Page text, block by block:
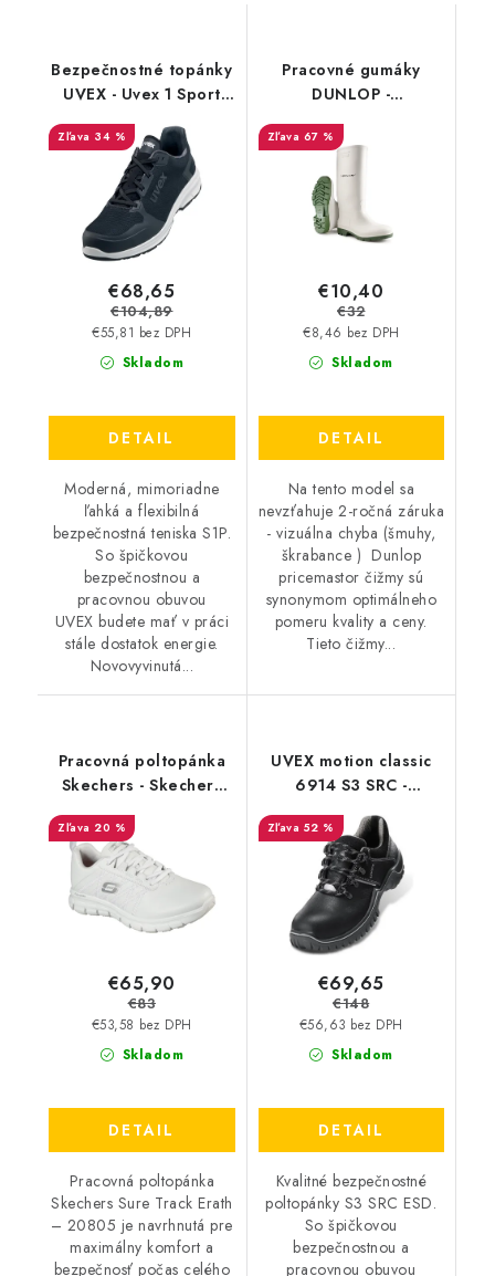
Bezpečnostné topánky
UVEX - Uvex 1 Sport
Výpredaj
34 %
Skladom
€55,81 bez DPH
€68,65
€104,89
DETAIL
Moderná, mimoriadne
ľahká a flexibilná
bezpečnostná teniska S1P.
So špičkovou
bezpečnostnou a
pracovnou obuvou
UVEX budete mať v práci
stále dostatok energie.
Novovyvinutá...
Pracovné gumáky
DUNLOP -
výpredaj - vizuálna
67 %
Skladom
€8,46 bez DPH
€10,40
€32
DETAIL
Na tento model sa
nevzťahuje 2-ročná záruka
- vizuálna chyba (šmuhy,
škrabance ) Dunlop
pricemastor čižmy sú
synonymom optimálneho
pomeru kvality a ceny.
Tieto čižmy...
Pracovná poltopánka
Skechers - Skechers
Sure Track Erath -
20805 - Akciová cena
20 %
Skladom
€53,58 bez DPH
€65,90
€83
DETAIL
Pracovná poltopánka
Skechers Sure Track Erath
– 20805 je navrhnutá pre
maximálny komfort a
bezpečnosť počas celého
UVEX motion classic
6914 S3 SRC -
Výpredaj
52 %
Skladom
€56,63 bez DPH
€69,65
€148
DETAIL
Kvalitné bezpečnostné
poltopánky S3 SRC ESD.
So špičkovou
bezpečnostnou a
pracovnou obuvou